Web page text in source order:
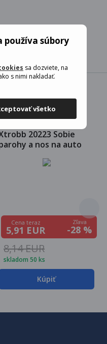
používa súbory
sa dozviete, na
s nimi nakladať.
všetko
20223 Sobie
a nos na auto
Cena teraz
5,91 EUR
Zľava
-28 %
8,14 EUR
skladom 50 ks
Kúpiť